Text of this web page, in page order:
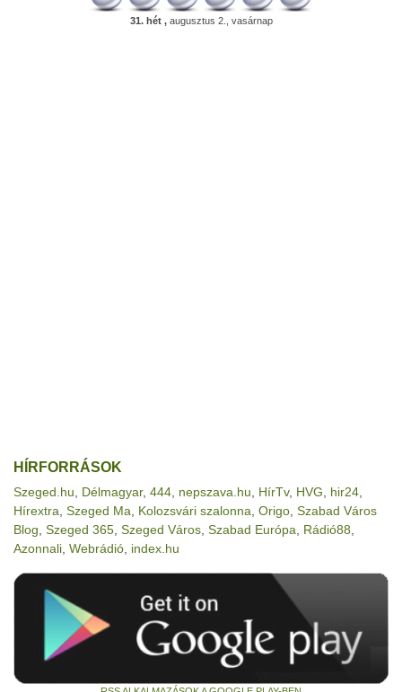
31. hét ,augusztus 2., vasárnap
HÍRFORRÁSOK
Szeged.hu Délmagyar, 444 nepszava.hu HírTv, HVG hir24
Hírextra Szeged Ma Kolozsvári szalonna Origo Szabad Város
Blog Szeged 365 Szeged Város Szabad Európa Rádió88
Azonnali Webrádió index.hu